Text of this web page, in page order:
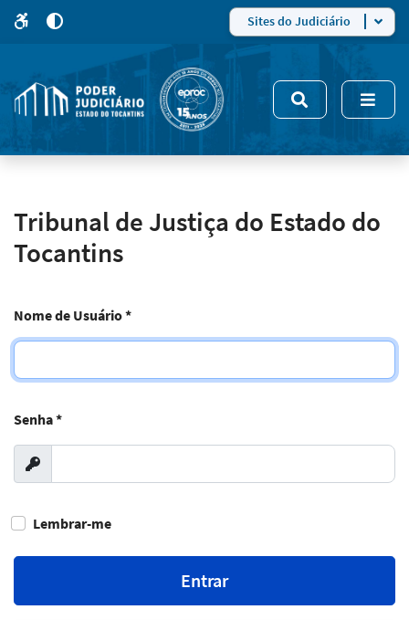
para
site
5
modo
de
alto
Sites do Judiciário
Tribunal de Justiça do Estado do
Tocantins
Nome de Usuário*
Senha*
Exibir
Lembrar-me
Entrar